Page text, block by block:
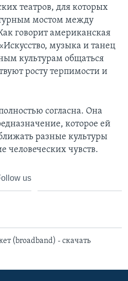
театров, для которых
мостом между
говорит американская
музыка и танец
культурам общаться
росту терпимости и
согласна. Она
которое ей
разные культуры
человеческих чувств.
us
(broadband) - скачать